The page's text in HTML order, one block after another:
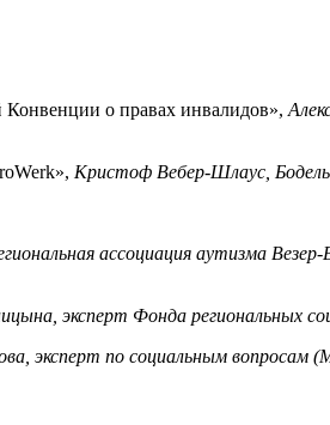
о правах инвалидов»,
Кристоф Вебер-Шлаус,
ассоциация аутизма Везер-
, эксперт Фонда региональных
эксперт по социальным вопросам